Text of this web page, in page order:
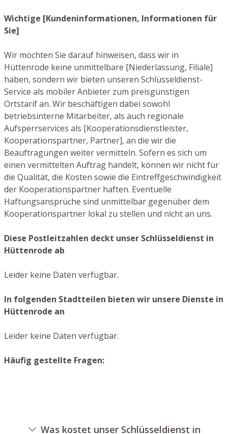
Wichtige [Kundeninformationen, Informationen für
Sie]
Wir möchten Sie darauf hinweisen, dass wir in
Hüttenrode keine unmittelbare [Niederlassung, Filiale]
haben, sondern wir bieten unseren Schlüsseldienst-
Service als mobiler Anbieter zum preisgünstigen
Ortstarif an. Wir beschäftigen dabei sowohl
betriebsinterne Mitarbeiter, als auch regionale
Aufsperrservices als [Kooperationsdienstleister,
Kooperationspartner, Partner], an die wir die
Beauftragungen weiter vermitteln. Sofern es sich um
einen vermittelten Auftrag handelt, können wir nicht für
die Qualität, die Kosten sowie die Eintreffgeschwindigkeit
der Kooperationspartner haften. Eventuelle
Haftungsansprüche sind unmittelbar gegenüber dem
Kooperationspartner lokal zu stellen und nicht an uns.
Diese Postleitzahlen deckt unser Schlüsseldienst in
Hüttenrode ab
Leider keine Daten verfügbar.
In folgenden Stadtteilen bieten wir unsere Dienste in
Hüttenrode an
Leider keine Daten verfügbar.
Häufig gestellte Fragen:
Was kostet unser Schlüsseldienst in